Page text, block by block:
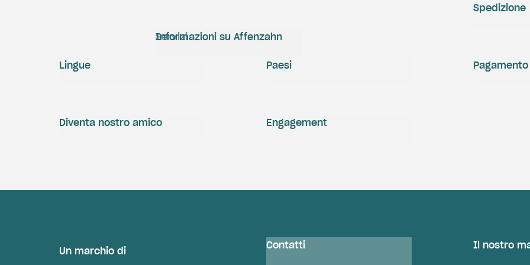
Servizi
Informazioni su Affenzahn
Spedizione
Pagamento
Engagement
Diventa nostro amico
Lingue Paesi
Un marchio di Contatti Il nostro